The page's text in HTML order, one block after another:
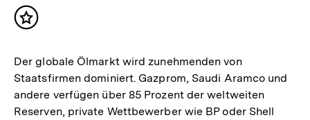
Inhalt
Der globale Ölmarkt wird zunehmenden von
Staatsfirmen dominiert. Gazprom, Saudi Aramco und
andere verfügen über 85 Prozent der weltweiten
Reserven, private Wettbewerber wie BP oder Shell